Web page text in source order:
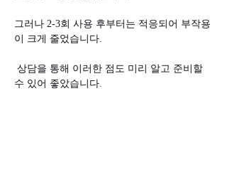
그러나 2-3회 사용 후부터는 적응되어 부작용
이 크게 줄었습니다.
수 있어 좋았습니다.